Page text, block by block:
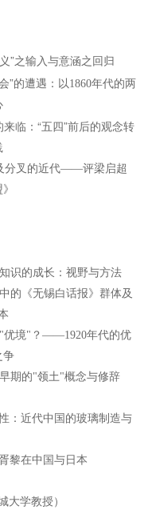
”之输入与意涵之回归
”的遭遇：以1860年代的两
来临： “五四”前后的观念转
叉的近代——评梁启超
的成长：视野与方法
《无锡白话报》群体及
境"？——1920年代的优
争
期的"领土"概念与修辞
：近代中国的玻璃制造与
黎在中国与日本
大学教授）